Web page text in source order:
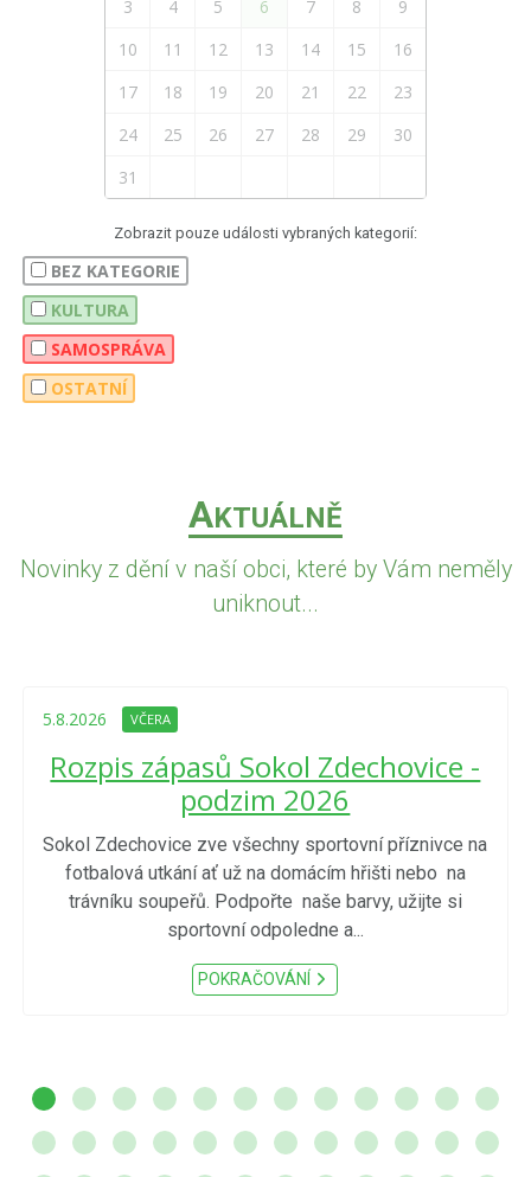
3 4 5 6 7 8
9
10
11 12 13 14 15
16
17
18 19 20 21 22
23
24
25 26 27 28 29
30
31
Zobrazit pouze události vybraných kategorií:
BEZ KATEGORIE
KULTURA
SAMOSPRÁVA
OSTATNÍ
AKTUÁLNĚ
Novinky z dění v naší obci, které by Vám neměly
uniknout...
5.8.2026 VČERA
Rozpis zápasů Sokol Zdechovice -
podzim 2026
Sokol Zdechovice zve všechny sportovní příznivce na
fotbalová utkání ať už na domácím hřišti nebo na
trávníku soupeřů. Podpořte naše barvy, užijte si
sportovní odpoledne a...
POKRAČOVÁNÍ